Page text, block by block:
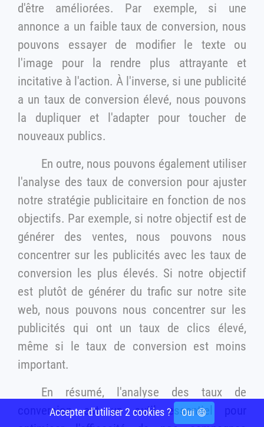
d'être améliorées. Par exemple, si une
annonce a un faible taux de conversion, nous
pouvons essayer de modifier le texte ou
l'image pour la rendre plus attrayante et
incitative à l'action. À l'inverse, si une publicité
a un taux de conversion élevé, nous pouvons
la dupliquer et l'adapter pour toucher de
nouveaux publics.
En outre, nous pouvons également utiliser
l'analyse des taux de conversion pour ajuster
notre stratégie publicitaire en fonction de nos
objectifs. Par exemple, si notre objectif est de
générer des ventes, nous pouvons nous
concentrer sur les publicités avec les taux de
conversion les plus élevés. Si notre objectif
est plutôt de générer du trafic sur notre site
web, nous pouvons nous concentrer sur les
publicités qui ont un taux de clics élevé,
même si le taux de conversion est moins
important.
En résumé, l'analyse des taux de
conversion est un outil essentiel pour
Accepter d'utiliser 2 cookies ? Oui 😄